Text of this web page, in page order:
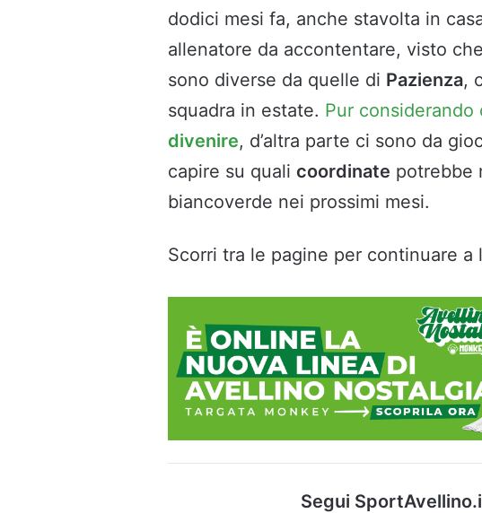
dodici mesi fa, anche stavolta in
allenatore da accontentare, visto
sono diverse da quelle di Pazienza,
squadra in estate. Pur considerando
divenire, d’altra parte ci sono da
capire su quali coordinate potrebbe
biancoverde nei prossimi mesi.
Scorri tra le pagine per continuare a
Segui